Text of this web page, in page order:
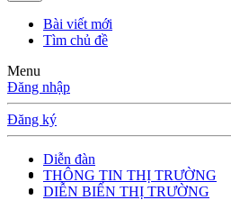
Bài viết mới
Tìm chủ đề
Menu
Đăng nhập
Đăng ký
Diễn đàn
THÔNG TIN THỊ TRƯỜNG
DIỄN BIẾN THỊ TRƯỜNG